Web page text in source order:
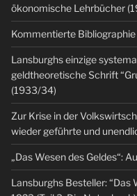
ökonomische Lehrbücher
Kommentierte
Lansburghs einzige
geldtheoretische Schrift
(1933/34)
Zur Krise in der
wieder geführte und
„Das Wesen des Geldes“:
Lansburghs Besteller: “Das